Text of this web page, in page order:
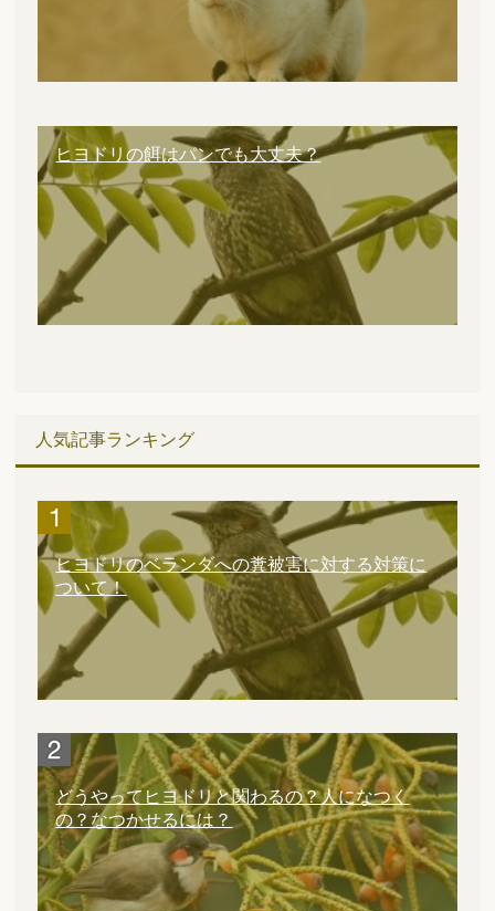
ヒヨドリの餌はパンでも大丈夫？
人気記事ランキング
ヒヨドリのベランダへの糞被害に対する対策に
ついて！
どうやってヒヨドリと関わるの？人になつく
の？なつかせるには？